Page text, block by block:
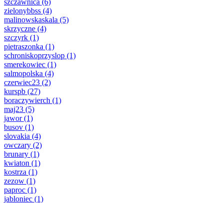
szczawnica (6)
zielonybbss (4)
malinowskaskala (5)
skrzyczne (4)
szczyrk (1)
pietraszonka (1)
schroniskoprzyslop (1)
smerekowiec (1)
salmopolska (4)
czerwiec23 (2)
kurspb (27)
boraczywierch (1)
maj23 (5)
jawor(1)
busov (1)
slovakia (4)
owczary (2)
brunary (1)
kwiaton (1)
kostrza (1)
zezow (1)
paproc (1)
jabloniec (1)